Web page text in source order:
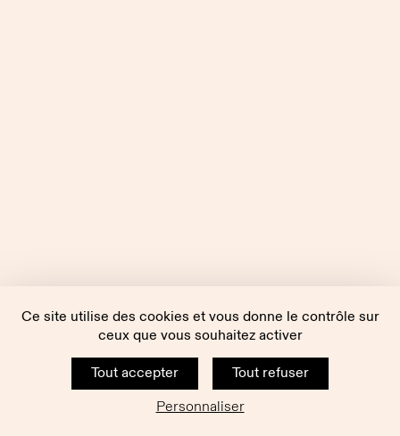
Ce site utilise des cookies et vous donne le contrôle sur
ceux que vous souhaitez activer
Tout accepter
Tout refuser
Personnaliser